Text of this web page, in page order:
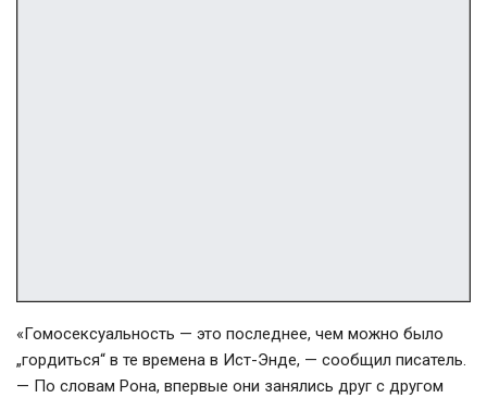
«Гомосексуальность — это последнее, чем можно было
„гордиться“ в те времена в Ист-Энде, — сообщил писатель.
— По словам Рона, впервые они занялись друг с другом